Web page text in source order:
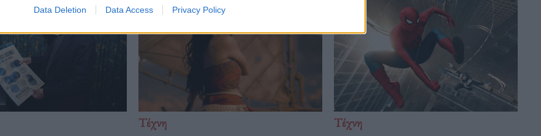
Data Deletion Data Access Privacy Policy
Τέχνη Τέχνη